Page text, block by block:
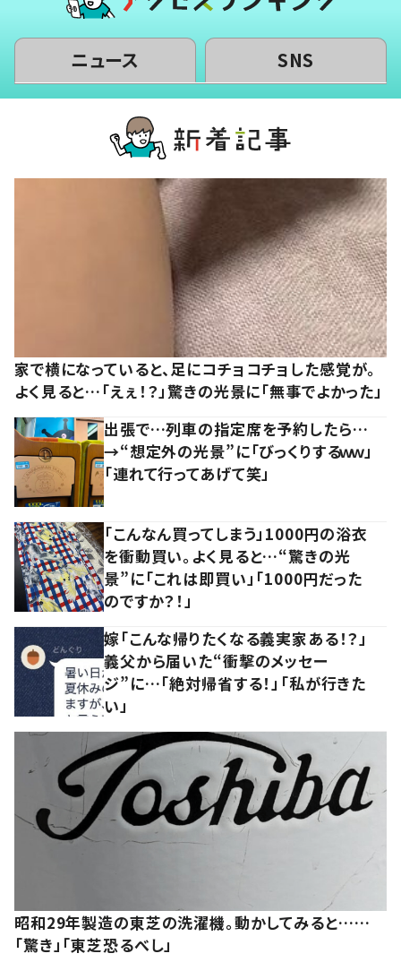
ニュース SNS
家で横になっていると、足にコチョコチョした感覚が。
よく見ると…「えぇ！？」驚きの光景に「無事でよかった」
出張で…列車の指定席を予約したら…
→“想定外の光景”に「びっくりするｗｗ」
「連れて行ってあげて笑」
「こんなん買ってしまう」1000円の浴衣
を衝動買い。よく見ると…“驚きの光
景”に「これは即買い」「1000円だった
のですか？！」
嫁「こんな帰りたくなる義実家ある！？」
義父から届いた“衝撃のメッセー
ジ”に…「絶対帰省する！」「私が行きた
い」
昭和29年製造の東芝の洗濯機。動かしてみると……
「驚き」「東芝恐るべし」